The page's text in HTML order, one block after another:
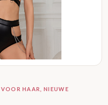
HAAR, NIEUWE